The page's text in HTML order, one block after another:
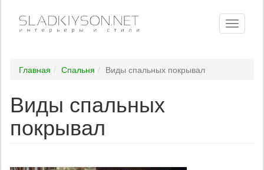
Toggle
Главная Спальня Виды спальных покрывал
Виды спальных
покрывал